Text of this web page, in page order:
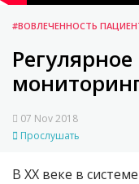
#ВОВЛЕЧЕННОСТЬ
07 Nov 2018
Прослушать
В ХХ веке в